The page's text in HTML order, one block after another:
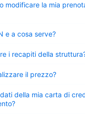
modificare la mia
e a cosa serve?
i recapiti della
il prezzo?
della mia carta di